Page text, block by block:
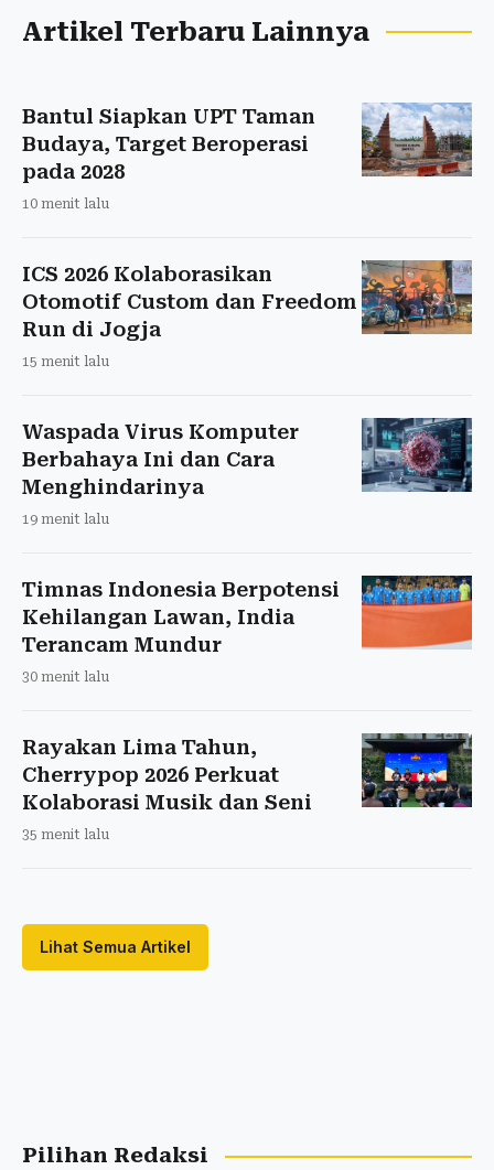
Artikel Terbaru Lainnya
Bantul Siapkan UPT Taman
Budaya, Target Beroperasi
pada 2028
10 menit lalu
ICS 2026 Kolaborasikan
Otomotif Custom dan Freedom
Run di Jogja
15 menit lalu
Waspada Virus Komputer
Berbahaya Ini dan Cara
Menghindarinya
19 menit lalu
Timnas Indonesia Berpotensi
Kehilangan Lawan, India
Terancam Mundur
30 menit lalu
Rayakan Lima Tahun,
Cherrypop 2026 Perkuat
Kolaborasi Musik dan Seni
35 menit lalu
Lihat Semua Artikel
Pilihan Redaksi